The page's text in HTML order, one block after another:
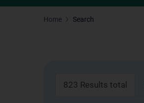
Home Search
823 Results total